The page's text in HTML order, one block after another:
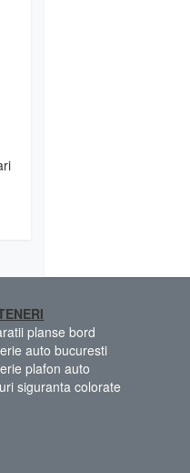
planse bord
auto bucuresti
plafon auto
siguranta colorate